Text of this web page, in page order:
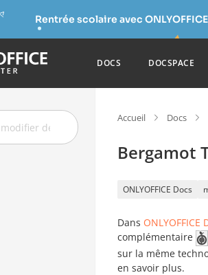
Rentrée scolaire avec
DOCS DOCSPACE
Accueil Docs
Bergamot
ONLYOFFICE Docs
Dans ONLYOFFICE
complémentaire
sur la même
en savoir plus.